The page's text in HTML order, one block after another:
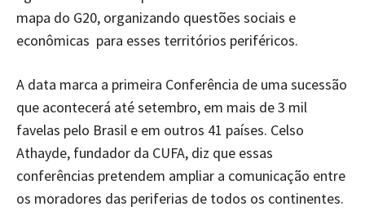
mapa do G20, organizando questões sociais e
econômicas para esses territórios periféricos.
A data marca a primeira Conferência de uma sucessão
que acontecerá até setembro, em mais de 3 mil
favelas pelo Brasil e em outros 41 países. Celso
Athayde, fundador da CUFA, diz que essas
conferências pretendem ampliar a comunicação entre
os moradores das periferias de todos os continentes.